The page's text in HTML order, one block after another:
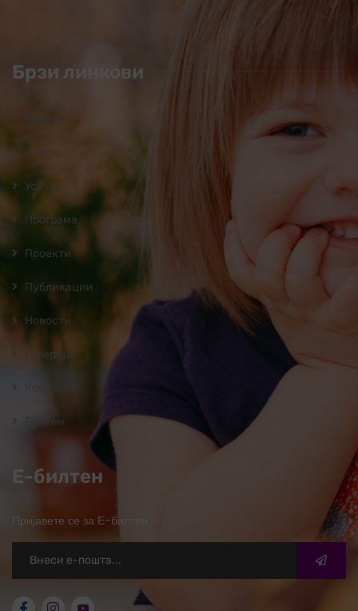
Брзи линкови
Почетна
За нас
Услуги
Програмa
Проекти
Публикации
Новости
Галерија
Билтен
Е-билтен
Пријавете се за Е-билтен